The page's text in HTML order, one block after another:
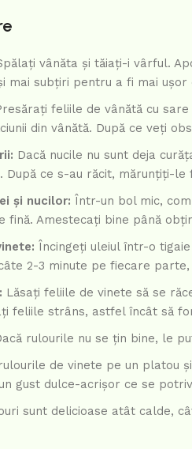
vânăta și tăiați-i vârful.
mai subțiri pentru a fi mai ușor
feliile de vânătă cu
din vânătă. După ce veți
Dacă nucile nu sunt deja
După ce s-au răcit, mărunțiți-
și nucilor: Într-un bol mic,
fină. Amestecați bine până
Încingeți uleiul într-o
2-3 minute pe fiecare parte,
Lăsați feliile de vinete să se
feliile strâns, astfel încât să
rulourile nu se țin bine, le
de vinete pe un platou
gust dulce-acrișor ce se
sunt delicioase atât calde,